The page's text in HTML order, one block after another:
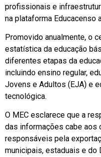
profissionais e
na plataforma Educacenso
Promovido anualmente, o
estatística da educação
diferentes etapas da
incluindo ensino regular,
Jovens e Adultos (EJA) e
tecnológica.
O MEC esclarece que a
das informações cabe aos
responsáveis pela
municipais, estaduais e do